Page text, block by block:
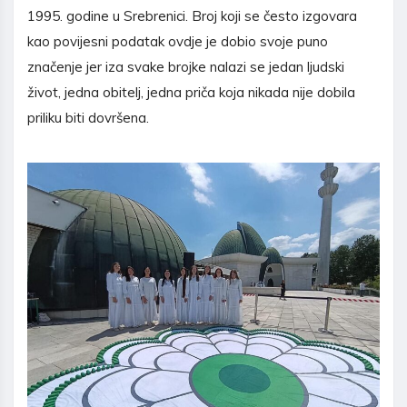
1995. godine u Srebrenici. Broj koji se često izgovara
kao povijesni podatak ovdje je dobio svoje puno
značenje jer iza svake brojke nalazi se jedan ljudski
život, jedna obitelj, jedna priča koja nikada nije dobila
priliku biti dovršena.